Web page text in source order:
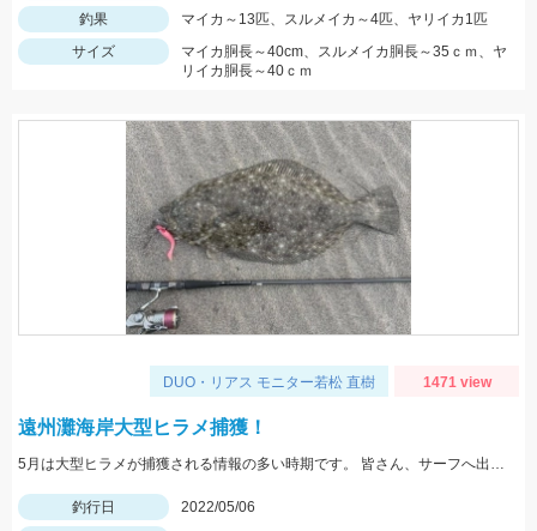
釣果
マイカ～13匹、スルメイカ～4匹、ヤリイカ1匹
サイズ
マイカ胴長～40cm、スルメイカ胴長～35ｃｍ、ヤ
リイカ胴長～40ｃｍ
DUO・リアス モニター若松 直樹 1471 view
遠州灘海岸大型ヒラメ捕獲！
5月は大型ヒラメが捕獲される情報の多い時期です。 皆さん、サーフへ出かけましょう！
釣行日 2022/05/06